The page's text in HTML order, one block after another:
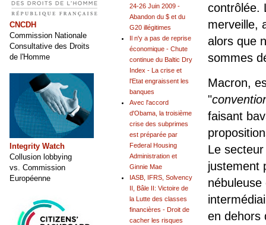
contrôlée.
merveille,
alors que
sommes
Macron,
"
faisant
Le
justement
en dehors
24-26 Juin 2009 -
Abandon du $ et du
G20 illégitimes
Il n'y a pas de reprise
économique - Chute
continue du Baltic Dry
Index - La crise et
l'Etat engraissent les
banques
Avec l'accord
d'Obama, la troisième
crise des subprimes
est préparée par
Federal Housing
Administration et
Ginnie Mae
IASB, IFRS, Solvency
II, Bâle II: Victoire de
la Lutte des classes
financières - Droit de
cacher les risques
CNCDH
Commission Nationale
Consultative des Droits
de l'Homme
Integrity Watch
Collusion lobbying
vs. Commission
Européenne